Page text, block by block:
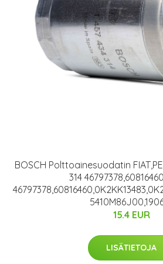
BOSCH Polttoainesuodatin
314
15.4 EUR
LISÄTIETOJA